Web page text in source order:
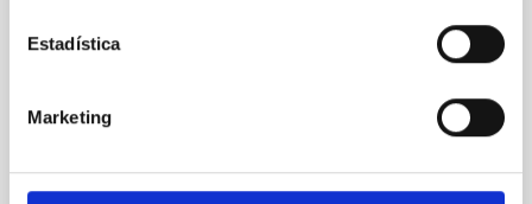
Estadística
Marketing
The JWST Arcana Sample
atmospheres; however, the majority of low-
indistinguishable abundance patterns. In this talk, I